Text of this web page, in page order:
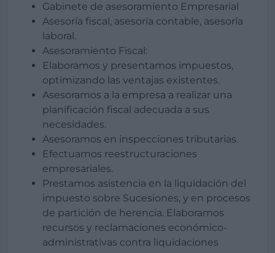
Gabinete de asesoramiento Empresarial
Asesoría fiscal, asesoría contable, asesoría
laboral.
Asesoramiento Fiscal:
Elaboramos y presentamos impuestos,
optimizando las ventajas existentes.
Asesoramos a la empresa a realizar una
planificación fiscal adecuada a sus
necesidades.
Asesoramos en inspecciones tributarias.
Efectuamos reestructuraciones
empresariales.
Prestamos asistencia en la liquidación del
impuesto sobre Sucesiones, y en procesos
de partición de herencia. Elaboramos
recursos y reclamaciones económico-
administrativas contra liquidaciones